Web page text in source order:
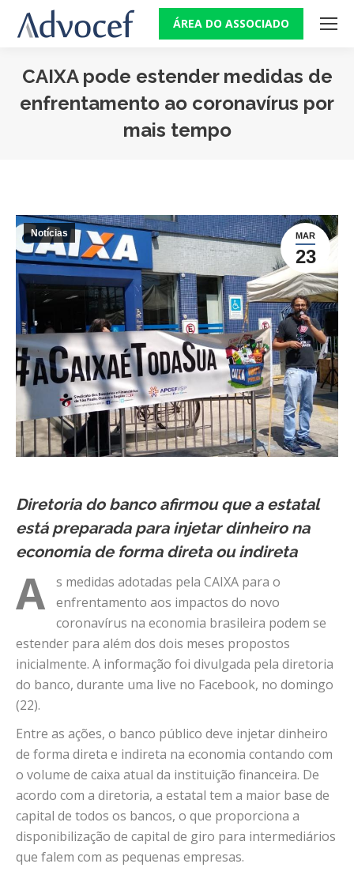
ÁREA DO ASSOCIADO
CAIXA pode estender medidas de
enfrentamento ao coronavírus por
mais tempo
MAR
23
Notícias
Diretoria do banco afirmou que a estatal
está preparada para injetar dinheiro na
economia de forma direta ou indireta
A
s medidas adotadas pela CAIXA para o
enfrentamento aos impactos do novo
coronavírus na economia brasileira podem se
estender para além dos dois meses propostos
inicialmente. A informação foi divulgada pela diretoria
do banco, durante uma live no Facebook, no domingo
(22).
Entre as ações, o banco público deve injetar dinheiro
de forma direta e indireta na economia contando com
o volume de caixa atual da instituição financeira. De
acordo com a diretoria, a estatal tem a maior base de
capital de todos os bancos, o que proporciona a
disponibilização de capital de giro para intermediários
que falem com as pequenas empresas.